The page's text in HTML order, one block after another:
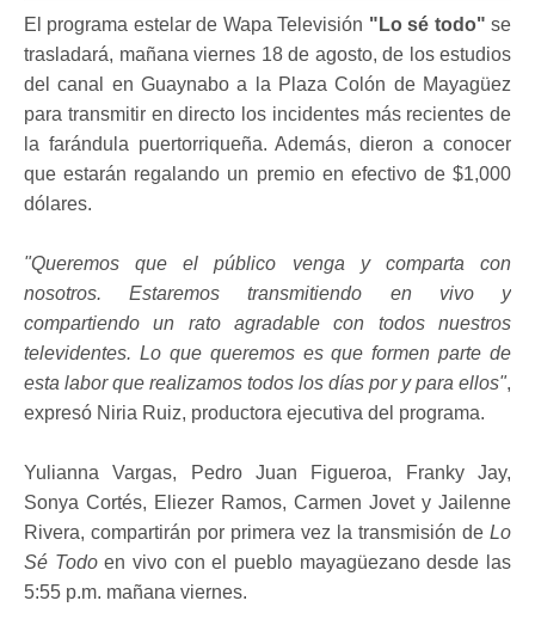
El programa estelar de Wapa Televisión "Lo sé todo" se
trasladará, mañana viernes 18 de agosto, de los estudios
del canal en Guaynabo a la Plaza Colón de Mayagüez
para transmitir en directo los incidentes más recientes de
la farándula puertorriqueña. Además, dieron a conocer
que estarán regalando un premio en efectivo de $1,000
dólares.
"Queremos que el público venga y comparta con
nosotros. Estaremos transmitiendo en vivo y
compartiendo un rato agradable con todos nuestros
televidentes. Lo que queremos es que formen parte de
esta labor que realizamos todos los días por y para ellos",
expresó Niria Ruiz, productora ejecutiva del programa.
Yulianna Vargas, Pedro Juan Figueroa, Franky Jay,
Sonya Cortés, Eliezer Ramos, Carmen Jovet y Jailenne
Rivera, compartirán por primera vez la transmisión de Lo
Sé Todoen vivo con el pueblo mayagüezano desde las
5:55 p.m. mañana viernes.